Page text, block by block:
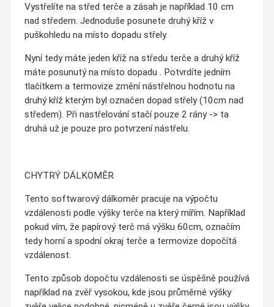
Vystřelíte na střed terče a zásah je například 10 cm
nad středem. Jednoduše posunete druhý kříž v
puškohledu na místo dopadu střely.
Nyní tedy máte jeden kříž na středu terče a druhý kříž
máte posunutý na místo dopadu . Potvrdíte jedním
tlačítkem a termovize změní nástřelnou hodnotu na
druhý kříž kterým byl označen dopad střely (10cm nad
středem). Při nastřelování stačí pouze 2 rány -> ta
druhá už je pouze pro potvrzení nástřelu.
CHYTRÝ DÁLKOMĚR
Tento softwarový dálkoměr pracuje na výpočtu
vzdálenosti podle výšky terče na který mířím. Například
pokud vím, že papírový terč má výšku 60cm, označím
tedy horní a spodní okraj terče a termovize dopočítá
vzdálenost.
Tento způsob dopočtu vzdálenosti se úspěšně používá
například na zvěř vysokou, kde jsou průměrné výšky